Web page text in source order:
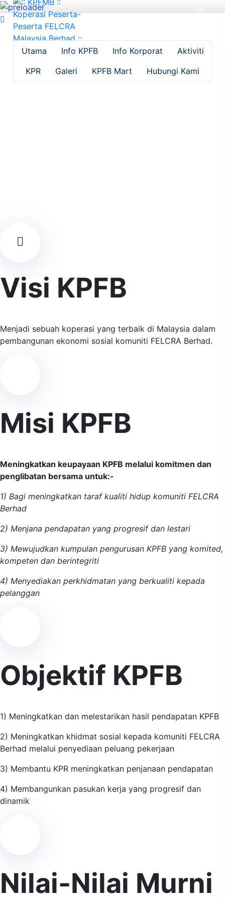
Utama Info KPFB Info Korporat
Aktiviti
KPR
Galeri KPFB Mart Hubungi Kami
KITA TIDAK BOLEH
MENGUBAH MASA
TETAPI KITA BOLEH
Visi KPFB
Menjadi sebuah koperasi yang terbaik di Malaysia dalam
pembangunan ekonomi sosial komuniti FELCRA Berhad.
Misi KPFB
Meningkatkan keupayaan KPFB melalui komitmen dan
penglibatan bersama untuk:-
1) Bagi meningkatkan taraf kualiti hidup komuniti FELCRA
Berhad
2) Menjana pendapatan yang progresif dan lestari
3) Mewujudkan kumpulan pengurusan KPFB yang komited,
kompeten dan berintegriti
4) Menyediakan perkhidmatan yang berkualiti kepada
pelanggan
Objektif KPFB
1) Meningkatkan dan melestarikan hasil pendapatan KPFB
2) Meningkatkan khidmat sosial kepada komuniti FELCRA
Berhad melalui penyediaan peluang pekerjaan
3) Membantu KPR meningkatkan penjanaan pendapatan
4) Membangunkan pasukan kerja yang progresif dan
dinamik
Nilai-Nilai Murni